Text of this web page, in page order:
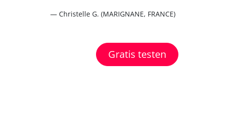
— Christelle G. (MARIGNANE, FRANCE)
Gratis testen